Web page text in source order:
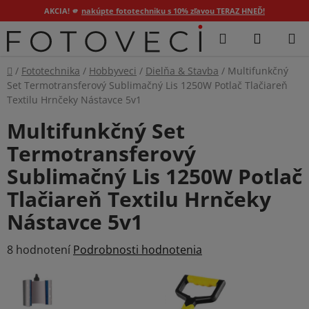
AKCIA! 🫵 nakúpte fototechniku s 10% zľavou TERAZ HNEĎ!
Prejsť
na
Hľadať
Domov
/ Fototechnika / Hobbyveci / Dielňa & Stavba / Multifunkčný
Set Termotransferový Sublimačný Lis 1250W Potlač Tlačiareň
Textilu Hrnčeky Nástavce 5v1
Multifunkčný Set
Termotransferový
Sublimačný Lis 1250W Potlač
Tlačiareň Textilu Hrnčeky
Nástavce 5v1
Priemerné
produktu
8 hodnotení Podrobnosti hodnotenia